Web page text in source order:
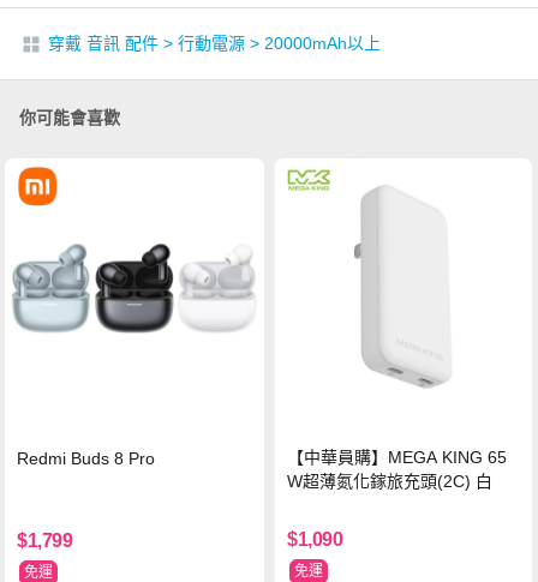
穿戴 音訊 配件 > 行動電源 > 20000mAh以上
你可能會喜歡
Redmi Buds 8 Pro
$1,799
免運
【中華員購】MEGA KING 65
W超薄氮化鎵旅充頭(2C) 白
$1,090
免運